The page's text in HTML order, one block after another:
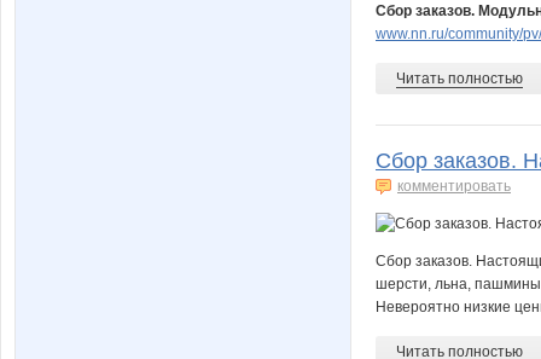
Сбор заказов.
www.nn.ru/community/
Читать полностью
Сбор заказов.
комментировать
Сбор заказов.
шерсти, льна,
Невероятно низкие
Читать полностью